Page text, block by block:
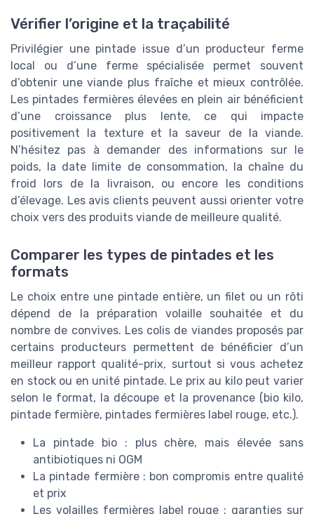
Vérifier l’origine et la traçabilité
Privilégier une pintade issue d’un producteur ferme
local ou d’une ferme spécialisée permet souvent
d’obtenir une viande plus fraîche et mieux contrôlée.
Les pintades fermières élevées en plein air bénéficient
d’une croissance plus lente, ce qui impacte
positivement la texture et la saveur de la viande.
N’hésitez pas à demander des informations sur le
poids, la date limite de consommation, la chaîne du
froid lors de la livraison, ou encore les conditions
d’élevage. Les avis clients peuvent aussi orienter votre
choix vers des produits viande de meilleure qualité.
Comparer les types de pintades et les
formats
Le choix entre une pintade entière, un filet ou un rôti
dépend de la préparation volaille souhaitée et du
nombre de convives. Les colis de viandes proposés par
certains producteurs permettent de bénéficier d’un
meilleur rapport qualité-prix, surtout si vous achetez
en stock ou en unité pintade. Le prix au kilo peut varier
selon le format, la découpe et la provenance (bio kilo,
pintade fermière, pintades fermières label rouge, etc.).
La pintade bio : plus chère, mais élevée sans
antibiotiques ni OGM
La pintade fermière : bon compromis entre qualité
et prix
Les volailles fermières label rouge : garanties sur